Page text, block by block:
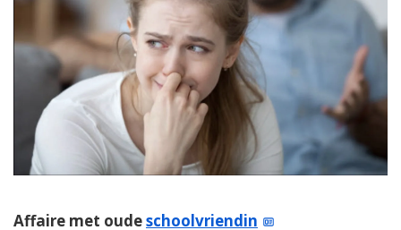
Affaire met oudeschoolvriendin